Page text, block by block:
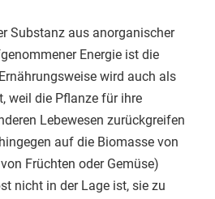
Substanz aus anorganischer
Energie ist die
wird auch als
weil die Pflanze für ihre
Lebewesen zurückgreifen
auf die Biomasse von
Früchten oder Gemüse)
nicht in der Lage ist, sie zu